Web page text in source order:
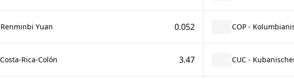
Yuan 0.052 COP -
Rica-Colón 3.47 CUC -